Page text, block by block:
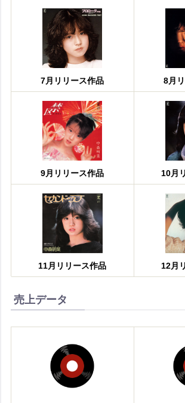
7月リリース作品 8月
9月リリース作品 10月
11月リリース作品 12月
売上データ